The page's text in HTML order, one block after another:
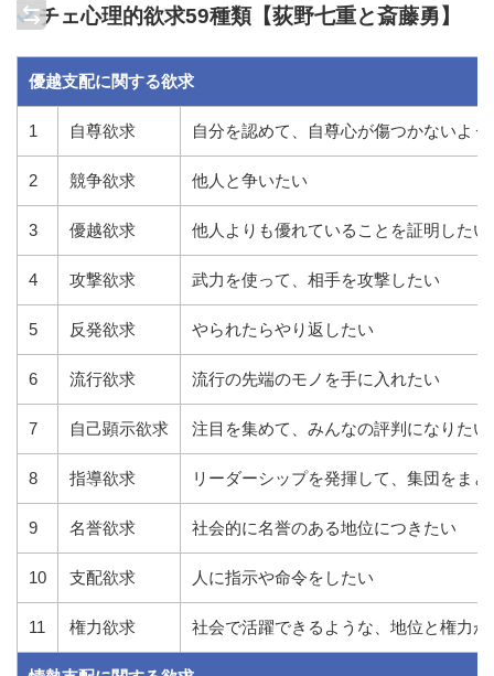
チェ心理的欲求59種類【荻野七重と斎藤勇】
優越支配に関する欲求
1 自尊欲求 自分を認めて、自尊心が傷つかないよ
2 競争欲求 他人と争いたい
3 優越欲求 他人よりも優れていることを証明したい
4 攻撃欲求 武力を使って、相手を攻撃したい
5 反発欲求 やられたらやり返したい
6 流行欲求 流行の先端のモノを手に入れたい
7 自己顕示欲求 注目を集めて、みんなの評判になりたい
8 指導欲求 リーダーシップを発揮して、集団をまと
9 名誉欲求 社会的に名誉のある地位につきたい
10 支配欲求 人に指示や命令をしたい
11 権力欲求 社会で活躍できるような、地位と権力が